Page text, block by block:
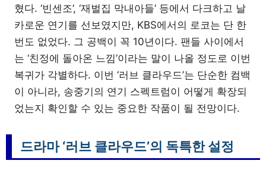
혔다. ‘빈센조’, ‘재벌집 막내아들’ 등에서 다크하고 날
카로운 연기를 선보였지만, KBS에서의 로코는 단 한
번도 없었다. 그 공백이 꼭 10년이다. 팬들 사이에서
는 ‘친정에 돌아온 느낌’이라는 말이 나올 정도로 이번
복귀가 각별하다. 이번 ‘러브 클라우드’는 단순한 컴백
이 아니라, 송중기의 연기 스펙트럼이 어떻게 확장되
었는지 확인할 수 있는 중요한 작품이 될 전망이다.
드라마 ‘러브 클라우드’의 독특한 설정